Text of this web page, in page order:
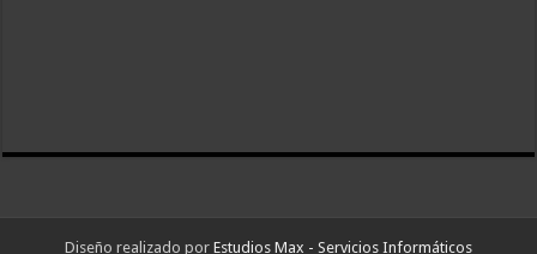
Diseño realizado por Estudios Max - Servicios Informáticos